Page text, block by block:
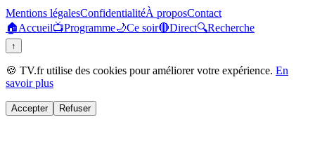
Mentions légalesConfidentialitéÀ proposContact
🏠Accueil📺Programme🌙Ce soir🔴Direct🔍Recherche
↑
🍪 TV.fr utilise des cookies pour améliorer votre expérience. En
savoir plus
Accepter Refuser